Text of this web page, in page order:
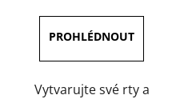
5,0
z
5
hvězdiček.
Vytvarujte své rty a